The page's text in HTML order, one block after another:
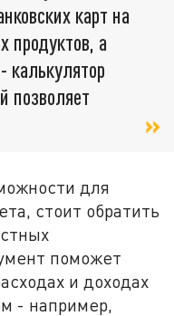
карт на
продуктов, а
калькулятор
позволяет
для
стоит обратить
поможет
и доходах
- например,